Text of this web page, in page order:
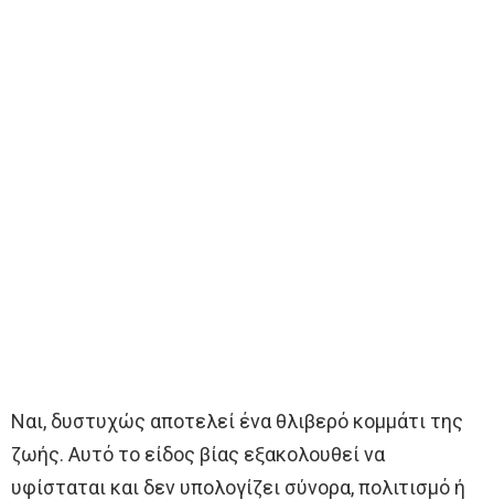
Ναι, δυστυχώς αποτελεί ένα θλιβερό κομμάτι της
ζωής. Αυτό το είδος βίας εξακολουθεί να
υφίσταται και δεν υπολογίζει σύνορα, πολιτισμό ή